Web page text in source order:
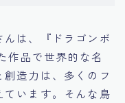
は、『ドラゴンボ
作品で世界的な名
造力は、多くのフ
います。そんな鳥